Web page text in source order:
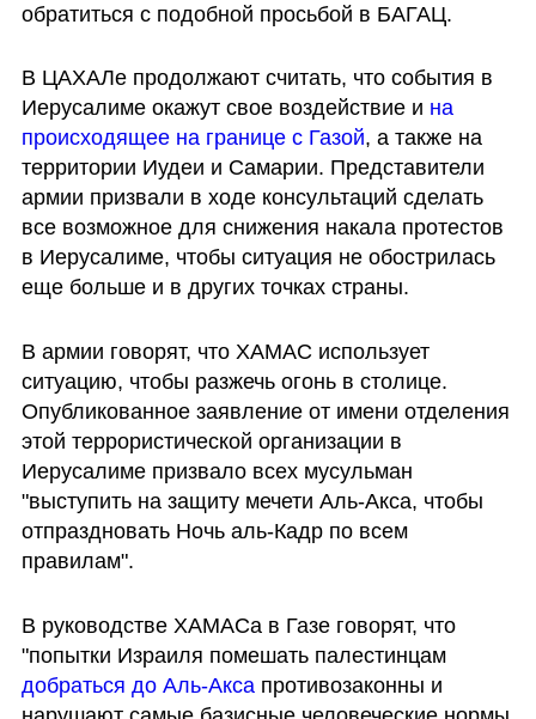
обратиться с подобной просьбой в БАГАЦ.
В ЦАХАЛе продолжают считать, что события в
Иерусалиме окажут свое воздействие и на
происходящее на границе с Газой, а также на
территории Иудеи и Самарии. Представители
армии призвали в ходе консультаций сделать
все возможное для снижения накала протестов
в Иерусалиме, чтобы ситуация не обострилась
еще больше и в других точках страны.
В армии говорят, что ХАМАС использует
ситуацию, чтобы разжечь огонь в столице.
Опубликованное заявление от имени отделения
этой террористической организации в
Иерусалиме призвало всех мусульман
"выступить на защиту мечети Аль-Акса, чтобы
отпраздновать Ночь аль-Кадр по всем
правилам".
В руководстве ХАМАСа в Газе говорят, что
"попытки Израиля помешать палестинцам
добраться до Аль-Акса противозаконны и